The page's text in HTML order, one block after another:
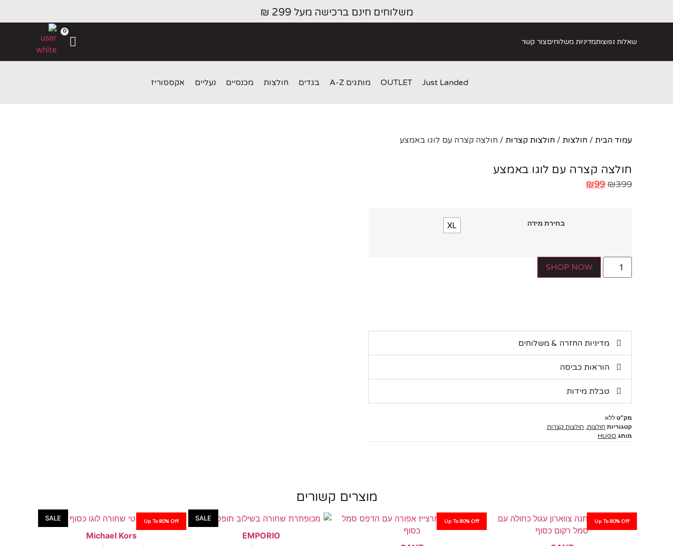
משלוחים חינם ברכישה מעל 299 ₪
שאלות נפוצותמדיניות משלוחיםצור קשר
0
Just Landed
OUTLET מותגים A-Z בגדים חולצות מכנסיים נעליים אקססוריז
עמוד הבית / חולצות / חולצות קצרות / חולצה קצרה עם לוגו באמצע
חולצה קצרה עם לוגו באמצע
₪399
₪99
בחירת מידה XL
SHOP NOW
מדיניות החזרה & משלוחים
הוראות כביסה
טבלת מידות
מק"ט ללא
קטגוריות חולצות, חולצות קצרות
מותג HUGO
מוצרים קשורים
Up To 80% Off
Up To 80% Off
SALE
EMPORIO
SALE Up To 80% Off
Michael Kors